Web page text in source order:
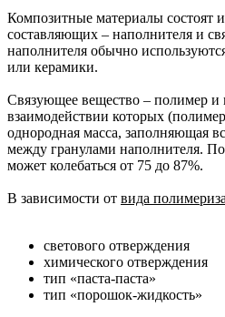
Композитные материалы состоят
составляющих – наполнителя и
наполнителя обычно
или керамики.
Связующее вещество – полимер и
взаимодействии которых
однородная масса, заполняющая
между гранулами наполнителя.
может колебаться от 75 до 87%.
В зависимости от вида
светового отверждения
химического отверждения
тип «паста-паста»
тип «порошок-жидкость»